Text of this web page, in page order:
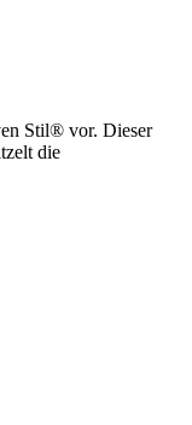
Stil® vor. Dieser
die